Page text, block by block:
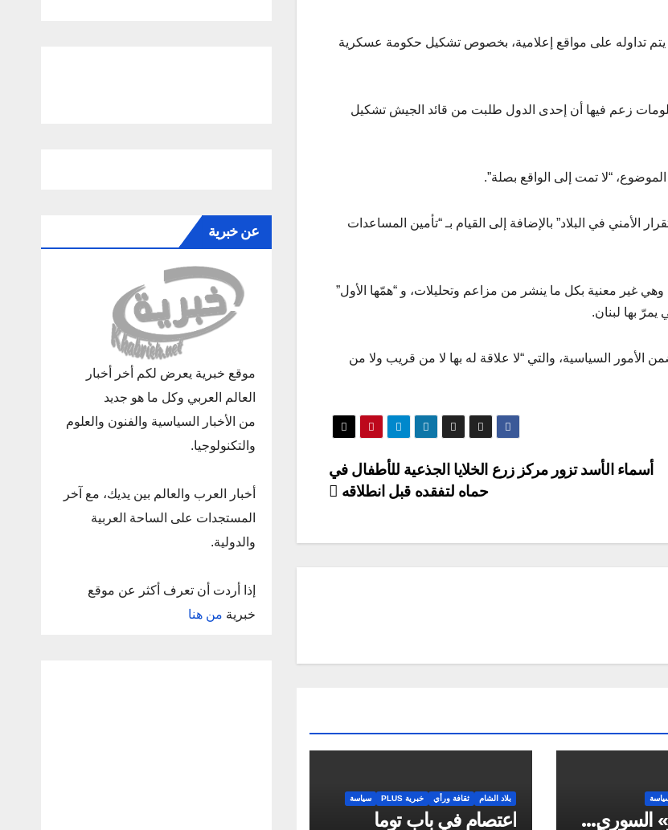
الماضي، للتوضيح عن ما يتم تداوله على مواقع إعلامية، بخصوص تشكيل حكومة عسكرية
زعم فيها أن إحدى الدول طلبت من قائد الجيش تشكيل
“لا تمت إلى الواقع بصلة”.
الأمني في البلاد” بالإضافة إلى القيام بـ “تأمين المساعدات
غير معنية بكل ما ينشر من مزاعم وتحليلات، و “همّها الأول”
بها لبنان.
الأمور السياسية، والتي “لا علاقة له بها لا من قريب ولا من
أسماء الأسد تزور مركز زرع الخلايا الجذعية للأطفال في
حماه لتفقده قبل انطلاقه
السوري…
بلاد الشام ثقافة ورأي خبرية PLUS سياسة
اعتصام في باب توما
عن خبرية
موقع خبرية يعرض لكم أخر أخبار
العالم العربي وكل ما هو جديد
من الأخبار السياسية والفنون والعلوم
والتكنولوجيا.
أخبار العرب والعالم بين يديك، مع آخر
المستجدات على الساحة العربية
والدولية.
إذا أردت أن تعرف أكثر عن موقع
خبرية من هنا